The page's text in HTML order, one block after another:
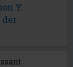
Y:
der